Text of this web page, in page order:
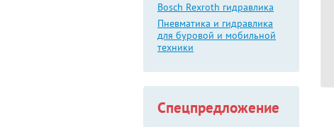
Bosch Rexroth гидравлика
Пневматика и гидравлика
для буровой и мобильной
техники
Спецпредложение